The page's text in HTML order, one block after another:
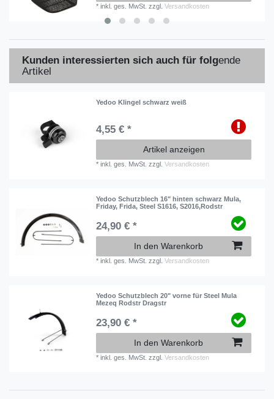
*inkl. ges. MwSt. zzgl.Versandkosten
Kunden interessierten sich auch für folgende
Artikel
Yedoo Klingel schwarz weiß
4,55 € *
Artikel anzeigen
*inkl. ges. MwSt. zzgl.Versandkosten
Yedoo Schutzblech 16" hinten schwarz Mula,
Friday, Frida, Steel S1616, S2016,Rodstr
24,90 € *
In den Warenkorb
*inkl. ges. MwSt. zzgl.Versandkosten
Yedoo Schutzblech 20" vorne für Steel Mula
Mezeq Rodstr Dragstr
23,90 € *
In den Warenkorb
*inkl. ges. MwSt. zzgl.Versandkosten